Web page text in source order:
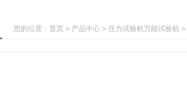
您的位置： 首页 > 产品中心 > 压力试验机万能试验机 >